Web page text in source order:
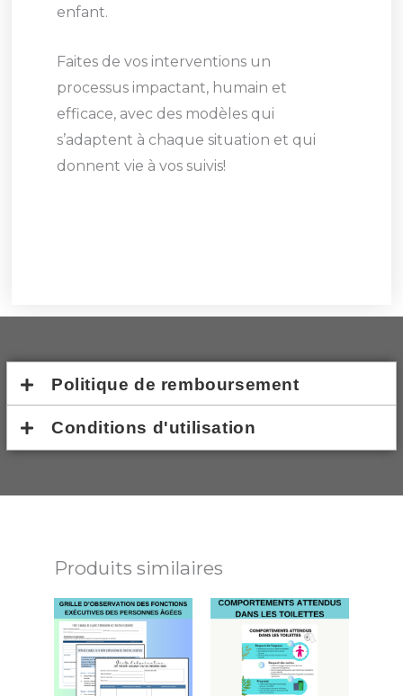
enfant.
Faites de vos interventions un
processus impactant, humain et
efficace, avec des modèles qui
s’adaptent à chaque situation et qui
donnent vie à vos suivis!
Politique de remboursement
Conditions d'utilisation
Produits similaires